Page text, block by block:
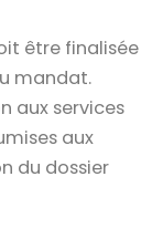
être finalisée
mandat.
aux services
aux
du dossier